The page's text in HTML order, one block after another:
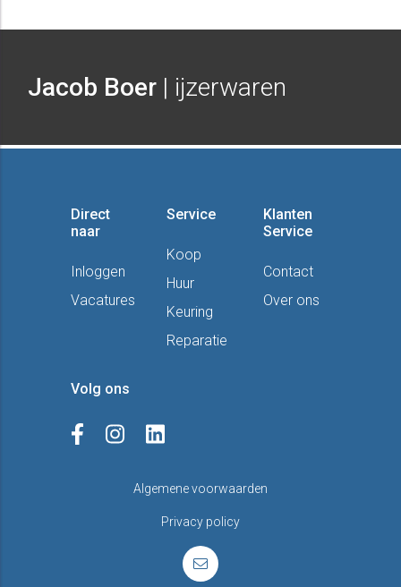
Jacob Boer | ijzerwaren
Direct
naar
Inloggen
Vacatures
Service
Koop
Huur
Keuring
Reparatie
Klanten
Service
Contact
Over ons
Volg ons
Algemene voorwaarden
Privacy policy